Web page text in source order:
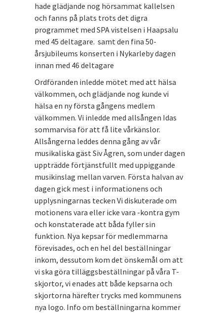
hade glädjande nog hörsammat kallelsen
och fanns på plats trots det digra
programmet med SPA vistelsen i Haapsalu
med 45 deltagare. samt den fina 50-
årsjubileums konserten i Nykarleby dagen
innan med 46 deltagare
Ordföranden inledde mötet med att hälsa
välkommen, och glädjande nog kunde vi
hälsa en ny första gångens medlem
välkommen. Vi inledde med allsången Idas
sommarvisa för att få lite vårkänslor.
Allsångerna leddes denna gång av vår
musikaliska gäst Siv Ågren, som under dagen
uppträdde förtjänstfullt med uppiggande
musikinslag mellan varven. Första halvan av
dagen gick mest i informationens och
upplysningarnas tecken Vi diskuterade om
motionens vara eller icke vara -kontra gym
och konstaterade att båda fyller sin
funktion. Nya kepsar för medlemmarna
förevisades, och en hel del beställningar
inkom, dessutom kom det önskemål om att
vi ska göra tilläggsbeställningar på våra T-
skjortor, vi enades att både kepsarna och
skjortorna härefter trycks med kommunens
nya logo. Info om beställningarna kommer